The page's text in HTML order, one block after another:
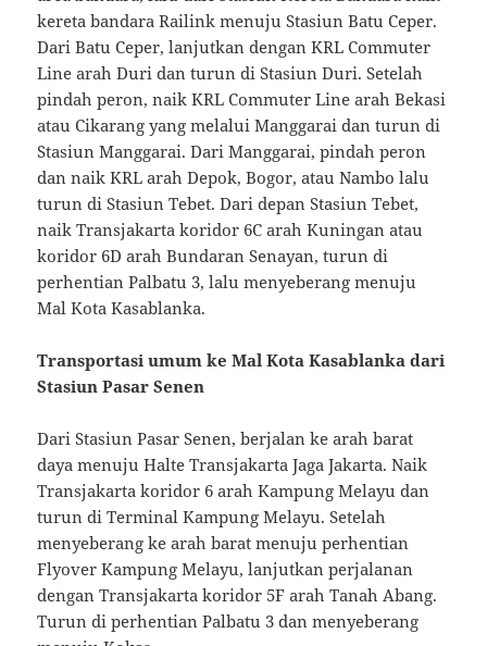
kereta bandara Railink menuju Stasiun Batu Ceper.
Dari Batu Ceper, lanjutkan dengan KRL Commuter
Line arah Duri dan turun di Stasiun Duri. Setelah
pindah peron, naik KRL Commuter Line arah Bekasi
atau Cikarang yang melalui Manggarai dan turun di
Stasiun Manggarai. Dari Manggarai, pindah peron
dan naik KRL arah Depok, Bogor, atau Nambo lalu
turun di Stasiun Tebet. Dari depan Stasiun Tebet,
naik Transjakarta koridor 6C arah Kuningan atau
koridor 6D arah Bundaran Senayan, turun di
perhentian Palbatu 3, lalu menyeberang menuju
Mal Kota Kasablanka.
Transportasi umum ke Mal Kota Kasablanka dari
Stasiun Pasar Senen
Dari Stasiun Pasar Senen, berjalan ke arah barat
daya menuju Halte Transjakarta Jaga Jakarta. Naik
Transjakarta koridor 6 arah Kampung Melayu dan
turun di Terminal Kampung Melayu. Setelah
menyeberang ke arah barat menuju perhentian
Flyover Kampung Melayu, lanjutkan perjalanan
dengan Transjakarta koridor 5F arah Tanah Abang.
Turun di perhentian Palbatu 3 dan menyeberang